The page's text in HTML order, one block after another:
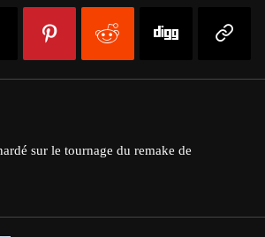
sur le tournage du remake de